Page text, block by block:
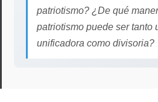
patriotismo? ¿De qué
patriotismo puede ser tanto
unificadora como divisoria?